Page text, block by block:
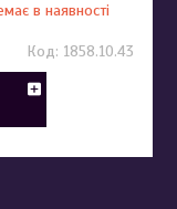
в наявності
1858.10.43